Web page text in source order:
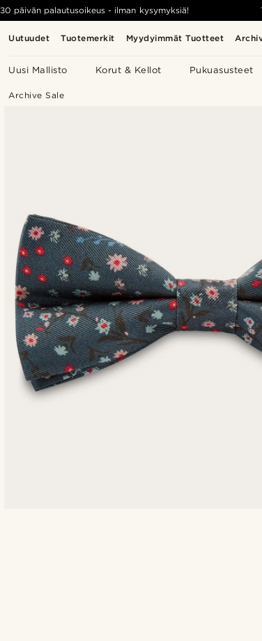
Uutuudet Tuotemerkit Myydyimmät Tuotteet
Uusi Mallisto Korut & Kellot Pukuasusteet
30 päivän palautusoikeus - ilman kysymyksiä!
Archive Sale